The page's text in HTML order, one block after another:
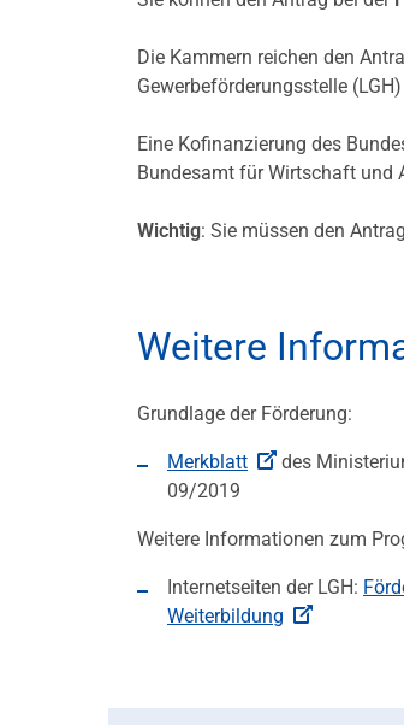
Die Kammern reichen den
Gewerbeförderungsstelle
Eine Kofinanzierung des
Bundesamt für Wirtschaft und
Wichtig: Sie müssen den Antrag
Weitere
Grundlage der Förderung:
Merkblatt
des
09/2019
Weitere Informationen zum
Internetseiten der LGH:
Weiterbildung